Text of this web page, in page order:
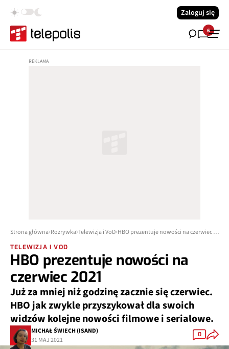
Zaloguj się
6
Strona główna Rozrywka Telewizja i VoD HBO prezentuje nowości na czerwiec 2021
TELEWIZJA I VOD
HBO prezentuje nowości na
czerwiec 2021
Już za mniej niż godzinę zacznie się czerwiec.
HBO jak zwykle przyszykował dla swoich
widzów kolejne nowości filmowe i serialowe.
MICHAŁ ŚWIECH (ISAND)
31 MAJ 2021
0